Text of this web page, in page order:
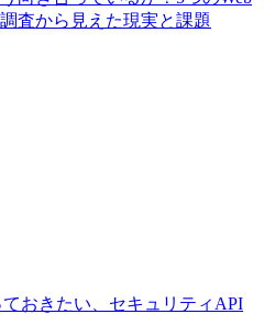
査から見えた現実と課題
おきたい、セキュリティAPI